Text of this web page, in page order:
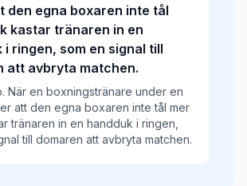
den egna boxaren inte tål
kastar tränaren in en
i ringen, som en signal till
att avbryta matchen.
När en boxningstränare under en
att den egna boxaren inte tål mer
tränaren in en handduk i ringen,
till domaren att avbryta matchen.